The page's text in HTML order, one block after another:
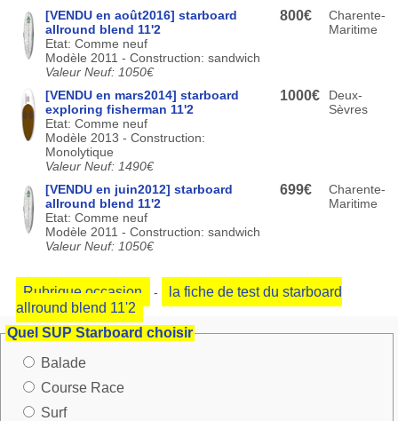
[VENDU en août2016] starboard
allround blend 11'2
Etat: Comme neuf
Modèle 2011 - Construction: sandwich
Valeur Neuf: 1050€
800€
Charente-
Maritime
[VENDU en mars2014] starboard
exploring fisherman 11'2
Etat: Comme neuf
Modèle 2013 - Construction:
Monolytique
Valeur Neuf: 1490€
1000€
Deux-
Sèvres
[VENDU en juin2012] starboard
allround blend 11'2
Etat: Comme neuf
Modèle 2011 - Construction: sandwich
Valeur Neuf: 1050€
699€
Charente-
Maritime
Rubrique occasion -
la fiche de test du starboard
allround blend 11'2
Quel SUP Starboard choisir
Balade
Course Race
Surf